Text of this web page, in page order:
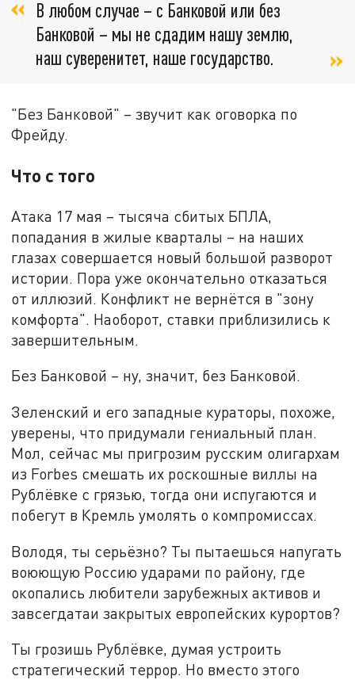
В любом случае – с Банковой или без
Банковой – мы не сдадим нашу землю,
наш суверенитет, наше государство.
"Без Банковой" – звучит как оговорка по
Фрейду.
Что с того
Атака 17 мая – тысяча сбитых БПЛА,
попадания в жилые кварталы – на наших
глазах совершается новый большой разворот
истории. Пора уже окончательно отказаться
от иллюзий. Конфликт не вернётся в "зону
комфорта". Наоборот, ставки приблизились к
завершительным.
Без Банковой – ну, значит, без Банковой.
Зеленский и его западные кураторы, похоже,
уверены, что придумали гениальный план.
Мол, сейчас мы пригрозим русским олигархам
из Forbes смешать их роскошные виллы на
Рублёвке с грязью, тогда они испугаются и
побегут в Кремль умолять о компромиссах.
Володя, ты серьёзно? Ты пытаешься напугать
воюющую Россию ударами по району, где
окопались любители зарубежных активов и
завсегдатаи закрытых европейских курортов?
Ты грозишь Рублёвке, думая устроить
стратегический террор. Но вместо этого